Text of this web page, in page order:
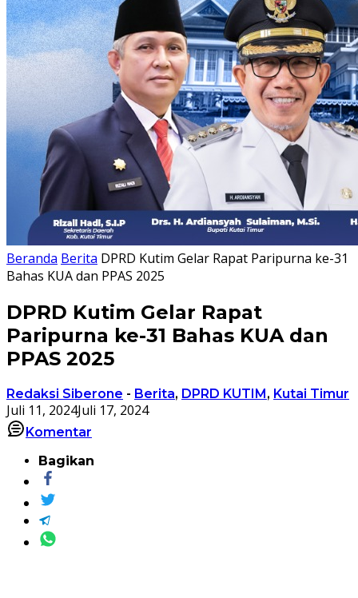
Beranda Berita DPRD Kutim Gelar Rapat Paripurna ke-31
Bahas KUA dan PPAS 2025
DPRD Kutim Gelar Rapat
Paripurna ke-31 Bahas KUA dan
PPAS 2025
Redaksi Siberone - Berita, DPRD KUTIM, Kutai Timur
Juli 11, 2024Juli 17, 2024
Komentar
Bagikan